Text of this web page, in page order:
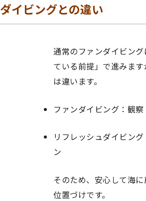
イビングとの違い
通常のファンダイビン
ている前提」で進みま
は違います。
ファンダイビング：観
リフレッシュダイビン
ン
そのため、安心して海
位置づけです。